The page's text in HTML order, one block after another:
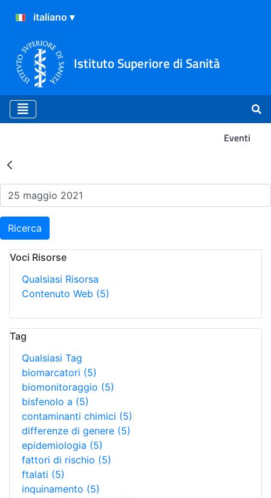
Istituto Superiore di Sanità
Eventi
Risultati della Ricerca -
Ricerca
Voci Risorse
Qualsiasi Risorsa
Contenuto Web (5)
Tag
Qualsiasi Tag
biomarcatori (5)
biomonitoraggio (5)
bisfenolo a (5)
contaminanti chimici (5)
differenze di genere (5)
epidemiologia (5)
fattori di rischio (5)
ftalati (5)
inquinamento (5)